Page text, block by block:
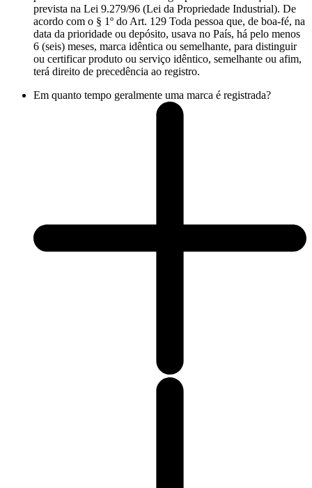
prevista na Lei 9.279/96 (Lei da Propriedade Industrial). De
acordo com o § 1º do Art. 129 Toda pessoa que, de boa-fé, na
data da prioridade ou depósito, usava no País, há pelo menos
6 (seis) meses, marca idêntica ou semelhante, para distinguir
ou certificar produto ou serviço idêntico, semelhante ou afim,
terá direito de precedência ao registro.
Em quanto tempo geralmente uma marca é registrada?